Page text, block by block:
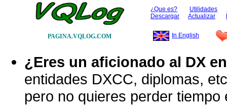
¿Que es? Utilidades
Descargar
Actualizar
PAGINA.VQLOG.COM In English
¿Eres un aficionado al DX
entidades DXCC, diplomas,
pero no quieres perder tiempo